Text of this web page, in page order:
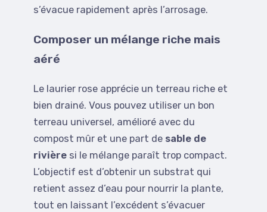
s’évacue rapidement après l’arrosage.
Composer un mélange riche mais
aéré
Le laurier rose apprécie un terreau riche et
bien drainé. Vous pouvez utiliser un bon
terreau universel, amélioré avec du
compost mûr et une part de sable de
rivière si le mélange paraît trop compact.
L’objectif est d’obtenir un substrat qui
retient assez d’eau pour nourrir la plante,
tout en laissant l’excédent s’évacuer